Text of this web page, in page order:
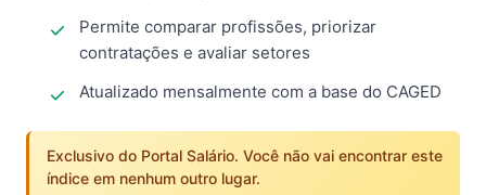
Permite comparar profissões, priorizar
contratações e avaliar setores
Atualizado mensalmente com a base do CAGED
Exclusivo do Portal Salário. Você não vai encontrar este
índice em nenhum outro lugar.